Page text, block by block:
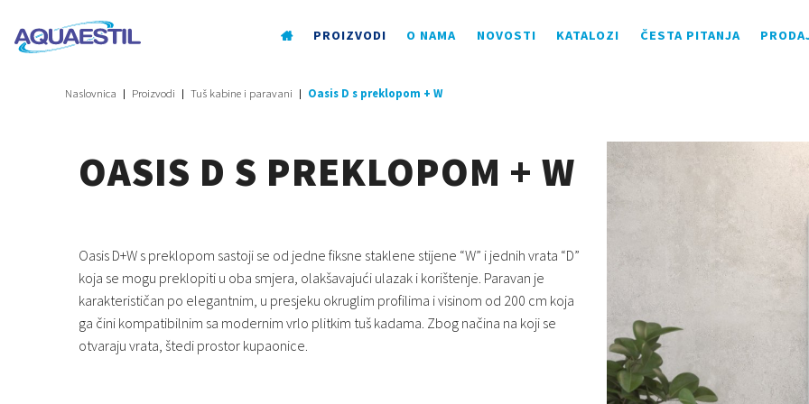
PROIZVODI O NAMA NOVOSTI KATALOZI ČESTA PITANJA
Naslovnica Proizvodi Tuš kabine i paravani Oasis D s preklopom + W
OASIS D S PREKLOPOM + W
Oasis D+W s preklopom sastoji se od jedne fiksne staklene stijene “W” i jednih vrata “D”
koja se mogu preklopiti u oba smjera, olakšavajući ulazak i korištenje. Paravan je
karakterističan po elegantnim, u presjeku okruglim profilima i visinom od 200 cm koja
ga čini kompatibilnim sa modernim vrlo plitkim tuš kadama. Zbog načina na koji se
otvaraju vrata, štedi prostor kupaonice.